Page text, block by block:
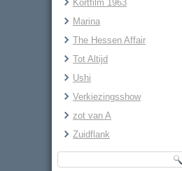
Kortfilm 1963
Marina
The Hessen Affair
Tot Altijd
Ushi
Verkiezingsshow
zot van A
Zuidflank